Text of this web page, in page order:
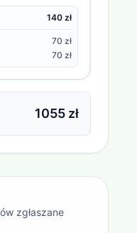
140 zł
70 zł
70 zł
1055 zł
zgłaszane